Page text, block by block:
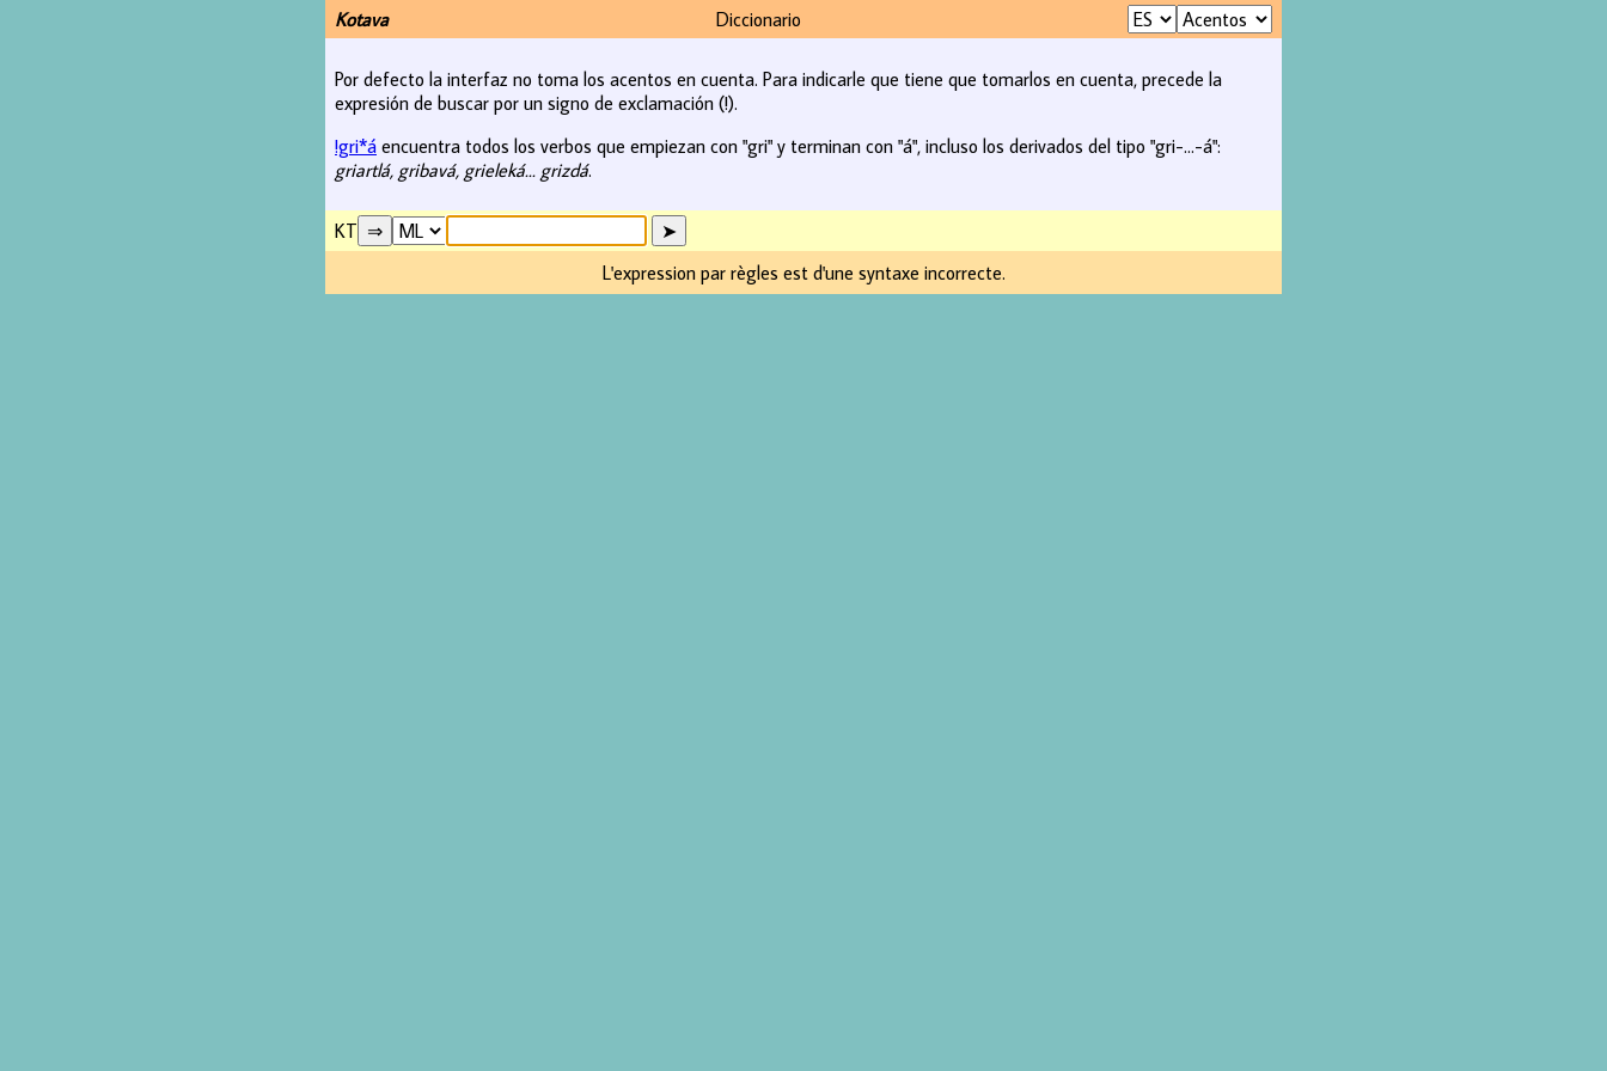
Kotava Diccionario
Por defecto la interfaz no toma los acentos en cuenta. Para indicarle que tiene que tomarlos en cuenta, precede la
expresión de buscar por un signo de exclamación (!).
!gri*á encuentra todos los verbos que empiezan con "gri" y terminan con "á", incluso los derivados del tipo "gri-...-á":
griartlá, gribavá, grieleká... grizdá.
KT
L'expression par règles est d'une syntaxe incorrecte.